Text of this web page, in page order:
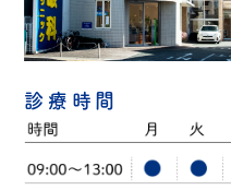
診療時間